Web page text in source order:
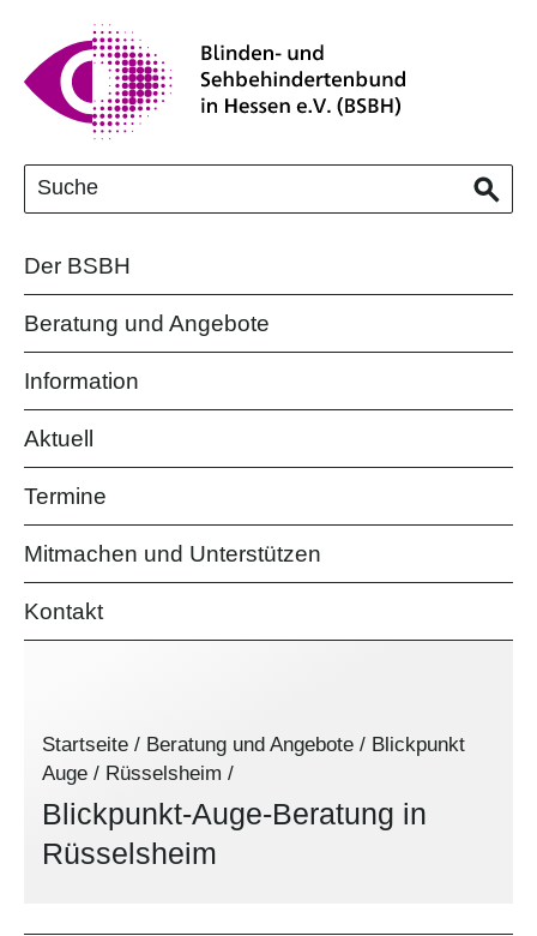
Der BSBH
Beratung und Angebote
Information
Aktuell
Termine
Mitmachen und Unterstützen
Kontakt
Startseite / Beratung und Angebote / Blickpunkt
Auge / Rüsselsheim /
Blickpunkt-Auge-Beratung in
Rüsselsheim